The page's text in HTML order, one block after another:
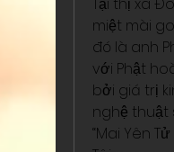
Tại thị xã
miệt mài
đó là anh
với Phật
bởi giá trị
nghệ thuật
“Mai Yên